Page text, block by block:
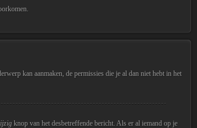
kan aanmaken, de permissies die je al dan niet hebt in het
knop van het desbetreffende bericht. Als er al iemand op je